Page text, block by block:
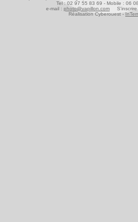
Tel : 02 97 55 83 69 - Mobile : 06
e-mail : photo@vapillon.com S'inscrire
Réalisation Cyberouest -